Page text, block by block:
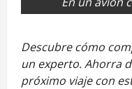
Descubre cómo
un experto. Ahorra
próximo viaje con